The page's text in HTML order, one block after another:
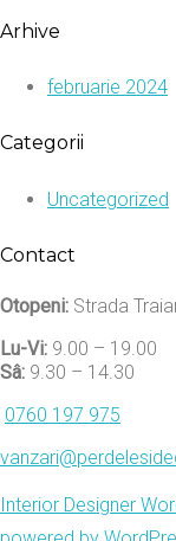
Arhive
februarie 2024
Categorii
Uncategorized
Contact
Otopeni: Strada
Lu-Vi: 9.00 – 19.00
Sâ: 9.30 – 14.30
0760 197 975
Interior Designer